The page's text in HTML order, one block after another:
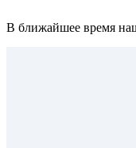
В ближайшее время